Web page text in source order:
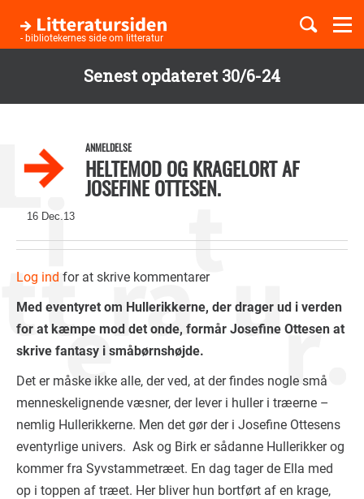
Senest opdateret 30/6-24
- bibliotekernes side om litteratur
Børnebøger
16 Dec.13
ANMELDELSE
HELTEMOD OG KRAGELORT AF
JOSEFINE OTTESEN.
Log ind for at skrive kommentarer
Med eventyret om Hullerikkerne, der drager ud i verden
for at kæmpe mod det onde, formår Josefine Ottesen at
skrive fantasy i småbørnshøjde.
Det er måske ikke alle, der ved, at der findes nogle små
menneskelignende væsner, der lever i huller i træerne –
nemlig Hullerikkerne. Men det gør der i Josefine Ottesens
eventyrlige univers. Ask og Birk er sådanne Hullerikker og
kommer fra Syvstammetræet. En dag tager de Ella med
op i toppen af træet. Her bliver hun bortført af en krage,